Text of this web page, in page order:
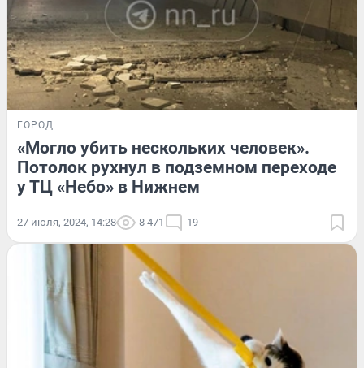
ГОРОД
«Могло убить нескольких человек».
Потолок рухнул в подземном переходе
у ТЦ «Небо» в Нижнем
27 июля, 2024, 14:28 8 471 19